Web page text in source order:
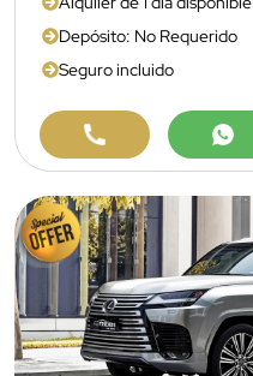
Depósito: No Requerido
Seguro incluido